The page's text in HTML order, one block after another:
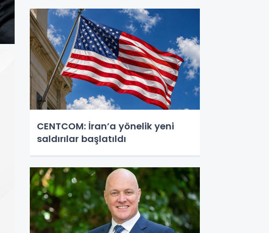
CENTCOM: İran’a yönelik yeni
saldırılar başlatıldı